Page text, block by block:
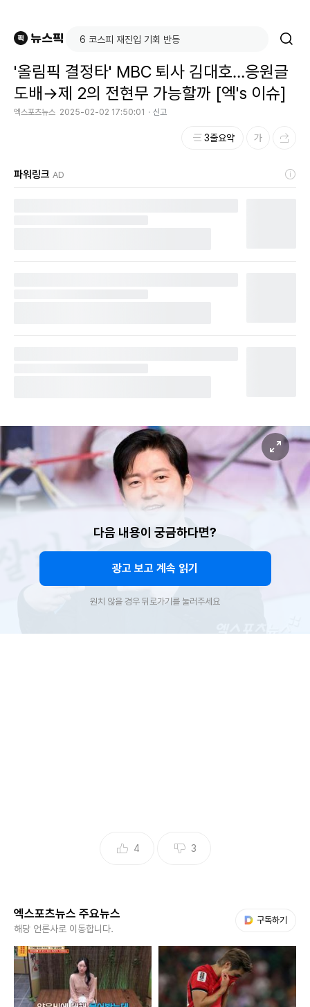
'올림픽 결정타' MBC 퇴사 김대호…응원글
도배→제 2의 전현무 가능할까 [엑's 이슈]
엑스포츠뉴스 2025-02-02 17:50:01 신고
3줄요약
파워링크 AD
해 퇴사 결심을 했으며, 회사 측에도 퇴사 의사를 밝혔다고 전
김대호는 퇴사를 결정하기까지 고민을 많이 했고 퇴사에는 여
러 가지 이유가 복합적으로 있다고 전했다.
김대호는 "내 인생에서 가장 좋은 타이밍은 아니지만 마지막
으로 내 손에 고삐를 당길 수 있는 순간이구나. 내 인생에 재밌
다음 내용이 궁금하다면?
광고 보고 계속 읽기
원치 않을 경우 뒤로가기를 눌러주세요
4 3
엑스포츠뉴스 주요뉴스
해당 언론사로 이동합니다.
구독하기